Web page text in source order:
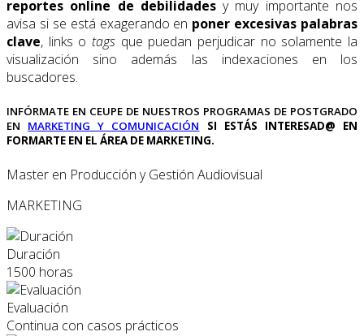
reportes online de debilidadesy muy importante nos
avisa si se está exagerando en poner excesivas palabras
clave, links o tags que puedan perjudicar no solamente la
visualización sino además las indexaciones en los
buscadores.
INFÓRMATE EN CEUPE DE NUESTROS PROGRAMAS DE POSTGRADO
EN MARKETING Y COMUNICACIÓN
SI ESTÁS INTERESAD@ EN
FORMARTE EN EL ÁREA DE MARKETING.
Master en Producción y Gestión Audiovisual
MARKETING
Duración
1500 horas
Evaluación
Continua con casos prácticos